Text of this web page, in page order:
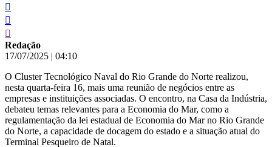
Redação
17/07/2025 | 04:10
O Cluster Tecnológico Naval do Rio Grande do Norte realizou,
nesta quarta-feira 16, mais uma reunião de negócios entre as
empresas e instituições associadas. O encontro, na Casa da Indústria,
debateu temas relevantes para a Economia do Mar, como a
regulamentação da lei estadual de Economia do Mar no Rio Grande
do Norte, a capacidade de docagem do estado e a situação atual do
Terminal Pesqueiro de Natal.